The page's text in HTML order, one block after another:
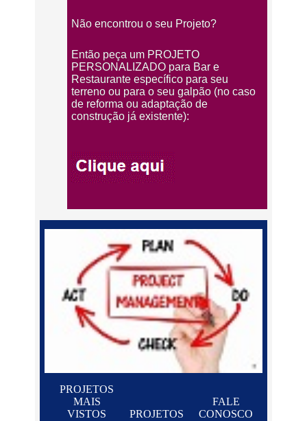
Não encontrou o seu Projeto?
Então peça um PROJETO
PERSONALIZADO para Bar e
Restaurante específico para seu
terreno ou para o seu galpão (no caso
de reforma ou adaptação de
construção já existente):
PROJETOS
MAIS
VISTOS
PROJETOS
FALE
CONOSCO